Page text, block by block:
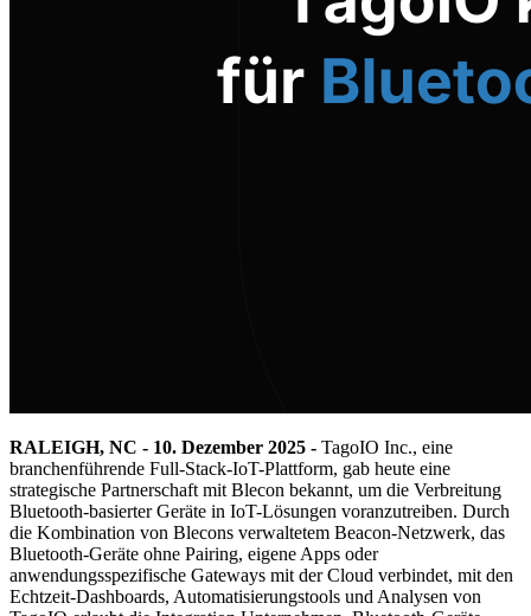
RALEIGH, NC - 10. Dezember 2025 - TagoIO Inc., eine
branchenführende Full-Stack-IoT-Plattform, gab heute eine
strategische Partnerschaft mit Blecon bekannt, um die Verbreitung
Bluetooth-basierter Geräte in IoT-Lösungen voranzutreiben. Durch
die Kombination von Blecons verwaltetem Beacon-Netzwerk, das
Bluetooth-Geräte ohne Pairing, eigene Apps oder
anwendungsspezifische Gateways mit der Cloud verbindet, mit den
Echtzeit-Dashboards, Automatisierungstools und Analysen von